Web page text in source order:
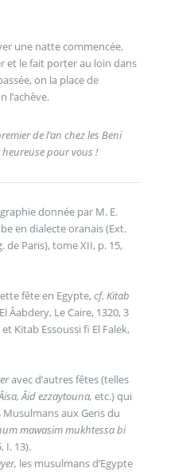
une natte commencée,
et le fait porter au loin dans
on la place de
l’achève.
de l’an chez les Beni
heureuse pour vous !
donnée par M. E.
en dialecte oranais (Ext.
de Paris), tome XII, p. 15,
fête en Egypte, cf. Kitab
Âabdery, Le Caire, 1320, 3
Kitab Essoussi fi El Falek,
avec d’autres fêtes (telles
Âid ezzaytouna, etc.) qui
aux Gens du
mawasim mukhtessa bi
I. 13).
les musulmans d’Egypte